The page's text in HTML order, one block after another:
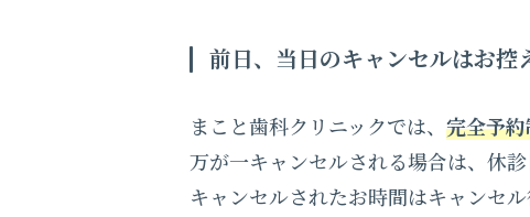
前日、当日のキャンセルはお控
まこと歯科クリニックでは、 完全予
万が一キャンセルされる場合は、休
キャンセルされたお時間はキャンセ